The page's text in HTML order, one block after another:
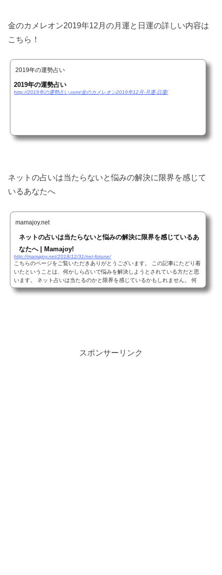
金のカメレオン2019年12月の月運と日運の詳しい内容は
こちら！
2019年の運勢占い
2019年の運勢占い
http://2019年の運勢占い.com/金のカメレオン2019年12月-月運-日運/
ネットの占いは当たらないと悩みの解決に限界を感じて
いるあなたへ
mamajoy.net
ネットの占いは当たらないと悩みの解決に限界を感じているあ
なたへ | Mamajoy!
http://mamajoy.net/2018/12/31/net-fotune/
こちらのページをご覧いただきありがとうございます。 この記事にたどり着
いたということは、何かしら占いで悩みを解決しようとされている方だと思
います。 ネット占いは当たるのかと限界を感じているかもしれません。 何
か深い悩みをお持ちであると推察します。 人...
スポンサーリンク